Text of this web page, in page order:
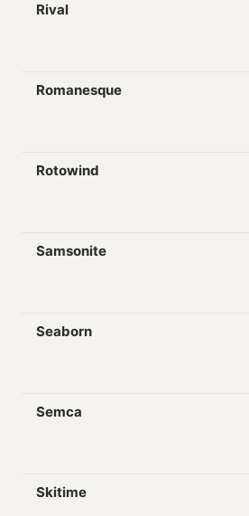
Rival
Romanesque
Rotowind
Samsonite
Seaborn
Semca
Skitime